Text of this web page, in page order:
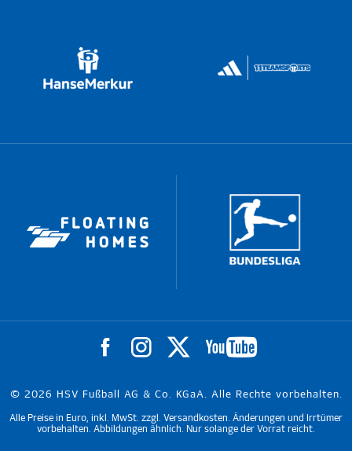
© 2026 HSV Fußball AG & Co. KGaA. Alle Rechte vorbehalten.
Alle Preise in Euro, inkl. MwSt. zzgl. Versandkosten. Änderungen und Irrtümer
vorbehalten. Abbildungen ähnlich. Nur solange der Vorrat reicht.